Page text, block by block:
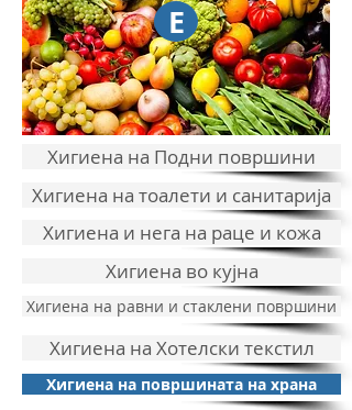
E
Хигиена на Подни површини
Хигиена на тоалети и санитарија
Хигиена и нега на раце и кожа
Хигиена во кујна
Хигиена на равни и стаклени површини
Хигиена на Хотелски текстил
Хигиена на површината на храна